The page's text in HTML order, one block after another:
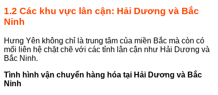
1.2 Các khu vực lân cận: Hải Dương và Bắc
Ninh
Hưng Yên không chỉ là trung tâm của miền Bắc mà còn có
mối liên hệ chặt chẽ với các tỉnh lân cận như Hải Dương và
Bắc Ninh.
Tình hình vận chuyển hàng hóa tại Hải Dương và Bắc
Ninh